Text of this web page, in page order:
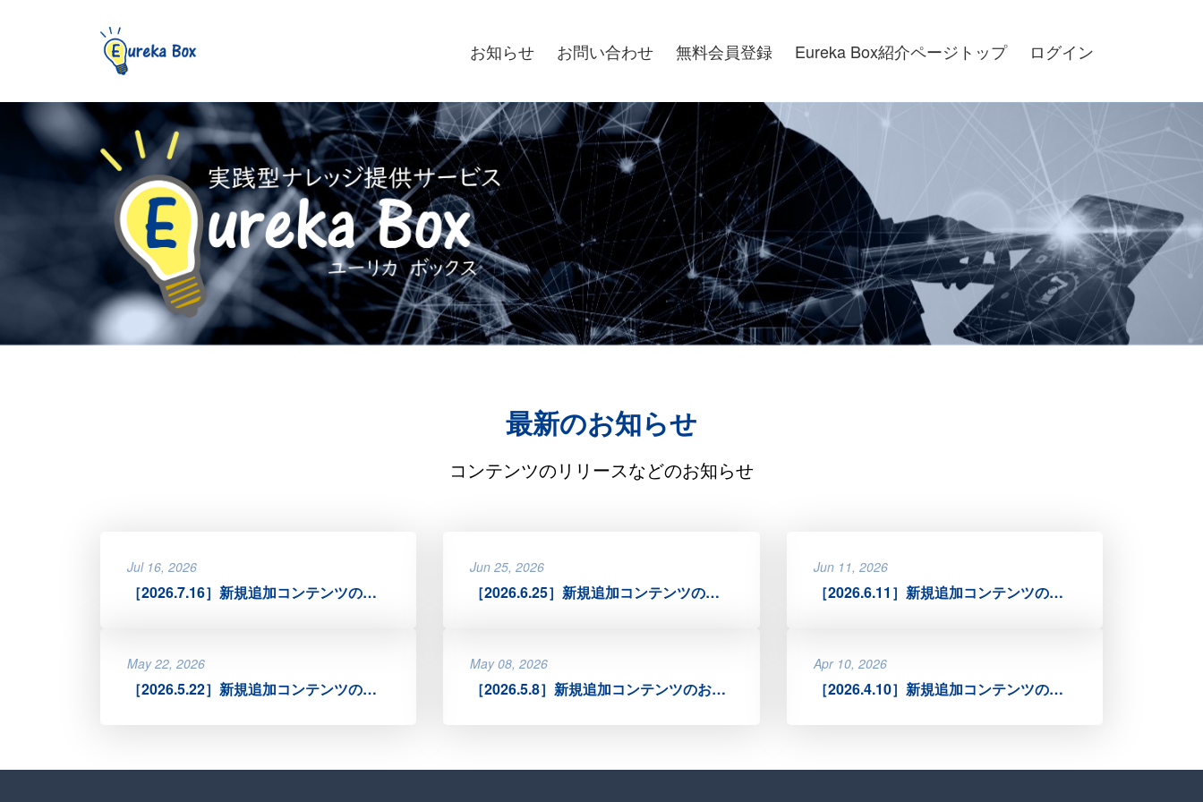
お知らせ お問い合わせ 無料会員登録 Eureka Box紹介ページトップ ログイン
最新のお知らせ
コンテンツのリリースなどのお知らせ
Jul 16, 2026
［2026.7.16］新規追加コンテンツのお知らせ
Jun 25, 2026
［2026.6.25］新規追加コンテンツのお知らせ
Jun 11, 2026
［2026.6.11］新規追加コンテンツのお知らせ
May 22, 2026
［2026.5.22］新規追加コンテンツのお知らせ
May 08, 2026
［2026.5.8］新規追加コンテンツのお知らせ
Apr 10, 2026
［2026.4.10］新規追加コンテンツのお知らせ